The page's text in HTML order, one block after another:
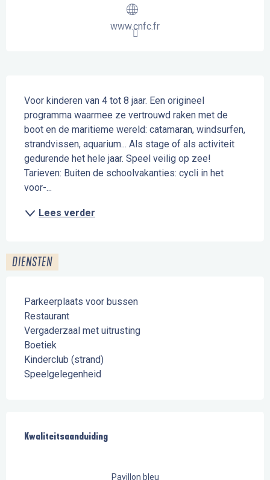
www.cnfc.fr
Voor kinderen van 4 tot 8 jaar. Een origineel
programma waarmee ze vertrouwd raken met de
boot en de maritieme wereld: catamaran, windsurfen,
strandvissen, aquarium... Als stage of als activiteit
gedurende het hele jaar. Speel veilig op zee!
Tarieven: Buiten de schoolvakanties: cycli in het
voor-...
Lees verder
DIENSTEN
Parkeerplaats voor bussen
Restaurant
Vergaderzaal met uitrusting
Boetiek
Kinderclub (strand)
Speelgelegenheid
Kwaliteitsaanduiding
Kwaliteitsaanduiding
Pavillon bleu